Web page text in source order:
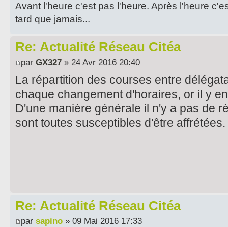
Avant l'heure c'est pas l'heure. Après l'heure
tard que jamais...
Re: Actualité Réseau Citéa
par GX327 » 24 Avr 2016 20:40
La répartition des courses entre
chaque changement d'horaires, or il y
D'une manière générale il n'y a pas de
sont toutes susceptibles d'être affrétées.
Re: Actualité Réseau Citéa
par sapino » 09 Mai 2016 17:33